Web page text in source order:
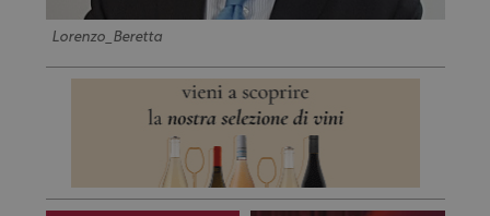
Lorenzo_Beretta